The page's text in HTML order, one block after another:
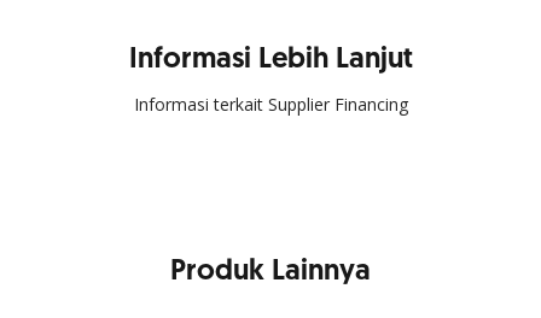
Informasi Lebih Lanjut
Informasi terkait Supplier Financing
Produk Lainnya